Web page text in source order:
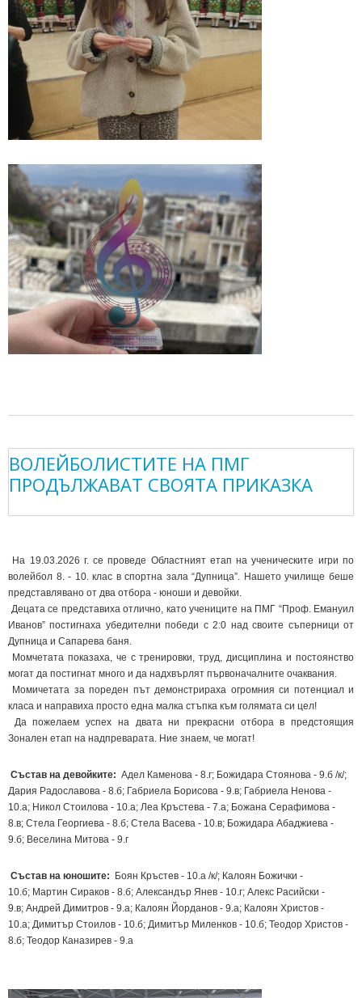
ВОЛЕЙБОЛИСТИТЕ НА ПМГ
ПРОДЪЛЖАВАТ СВОЯТА ПРИКАЗКА
На 19.03.2026 г. се проведе Областният етап на ученическите игри по
волейбол 8. - 10. клас в спортна зала “Дупница”. Нашето училище беше
представлявано от два отбора - юноши и девойки.
Децата се представиха отлично, като учениците на ПМГ “Проф. Емануил
Иванов” постигнаха убедителни победи с 2:0 над своите съперници от
Дупница и Сапарева баня.
Момчетата показаха, че с тренировки, труд, дисциплина и постоянство
могат да постигнат много и да надхвърлят първоначалните очаквания.
Момичетата за пореден път демонстрираха огромния си потенциал и
класа и направиха просто една малка стъпка към голямата си цел!
Да пожелаем успех на двата ни прекрасни отбора в предстоящия
Зонален етап на надпреварата. Ние знаем, че могат!
Състав на девойките: Адел Каменова - 8.г; Божидара Стоянова - 9.б /к/;
Дария Радославова - 8.б; Габриела Борисова - 9.в; Габриела Ненова -
10.а; Никол Стоилова - 10.а; Леа Кръстева - 7.а; Божана Серафимова -
8.в; Стела Георгиева - 8.б; Стела Васева - 10.в; Божидара Абаджиева -
9.б; Веселина Митова - 9.г
Състав на юношите: Боян Кръстев - 10.а /к/; Калоян Божички -
10.б; Мартин Сираков - 8.б; Александър Янев - 10.г; Алекс Расийски -
9.в; Андрей Димитров - 9.а; Калоян Йорданов - 9.а; Калоян Христов -
10.а; Димитър Стоилов - 10.б; Димитър Миленков - 10.б; Теодор Христов -
8.б; Теодор Каназирев - 9.а